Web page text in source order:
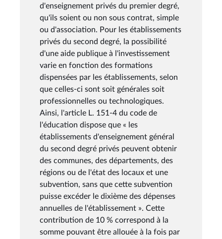
d'enseignement privés du premier degré,
qu'ils soient ou non sous contrat, simple
ou d'association. Pour les établissements
privés du second degré, la possibilité
d'une aide publique à l'investissement
varie en fonction des formations
dispensées par les établissements, selon
que celles-ci sont soit générales soit
professionnelles ou technologiques.
Ainsi, l'article L. 151-4 du code de
l'éducation dispose que « les
établissements d'enseignement général
du second degré privés peuvent obtenir
des communes, des départements, des
régions ou de l'état des locaux et une
subvention, sans que cette subvention
puisse excéder le dixième des dépenses
annuelles de l'établissement ». Cette
contribution de 10 % correspond à la
somme pouvant être allouée à la fois par